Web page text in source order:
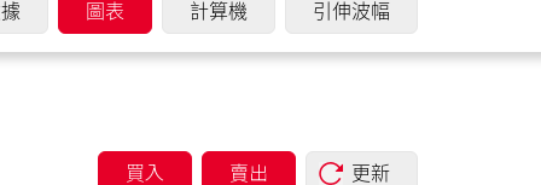
圖表 計算機 引伸波幅
買入 賣出 更新